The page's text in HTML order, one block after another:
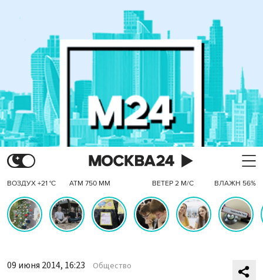
ВОЗДУХ +21 °C АТМ 750 ММ ВЕТЕР 2 М/С ВЛАЖН 56%
09 июня 2014, 16:23 Общество